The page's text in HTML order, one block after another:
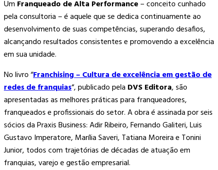
Um Franqueado de Alta Performance– conceito cunhado
pela consultoria – é aquele que se dedica continuamente ao
desenvolvimento de suas competências, superando desafios,
alcançando resultados consistentes e promovendo a excelência
em sua unidade.
No livro “Franchising – Cultura de excelência em gestão de
redes de franquias“, publicado pela DVS Editora, são
apresentadas as melhores práticas para franqueadores,
franqueados e profissionais do setor. A obra é assinada por seis
sócios da Praxis Business: Adir Ribeiro, Fernando Galiteri, Luis
Gustavo Imperatore, Marília Saveri, Tatiana Moreira e Tonini
Junior, todos com trajetórias de décadas de atuação em
franquias, varejo e gestão empresarial.